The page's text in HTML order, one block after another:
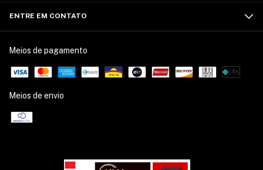
ENTRE EM CONTATO
Meios de pagamento
Meios de envio